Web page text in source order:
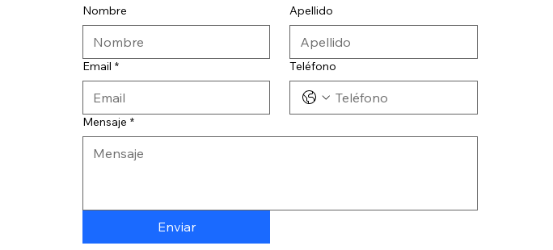
Nombre Apellido
Email * Teléfono
Mensaje *
Enviar